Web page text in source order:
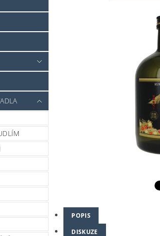
POPIS
DISKUZE